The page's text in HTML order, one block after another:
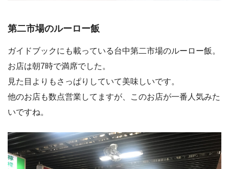
第二市場のルーロー飯
ガイドブックにも載っている台中第二市場のルーロー飯。
お店は朝7時で満席でした。
見た目よりもさっぱりしていて美味しいです。
他のお店も数点営業してますが、このお店が一番人気みた
いですね。